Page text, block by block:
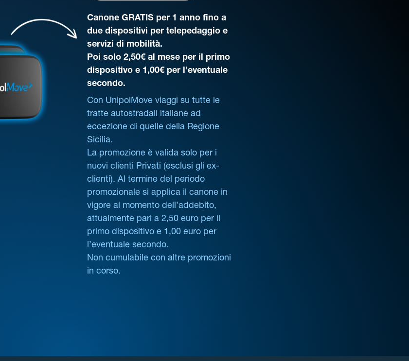
Canone GRATIS per 1 anno fino a
due dispositivi per telepedaggio e
servizi di mobilità.
Poi solo 2,50€ al mese per il primo
dispositivo e 1,00€ per l’eventuale
secondo.
Con UnipolMove viaggi su tutte le
tratte autostradali italiane ad
eccezione di quelle della Regione
Sicilia.
La promozione è valida solo per i
nuovi clienti Privati (esclusi gli ex-
clienti). Al termine del periodo
promozionale si applica il canone in
vigore al momento dell’addebito,
attualmente pari a 2,50 euro per il
primo dispositivo e 1,00 euro per
l’eventuale secondo.
Non cumulabile con altre promozioni
in corso.